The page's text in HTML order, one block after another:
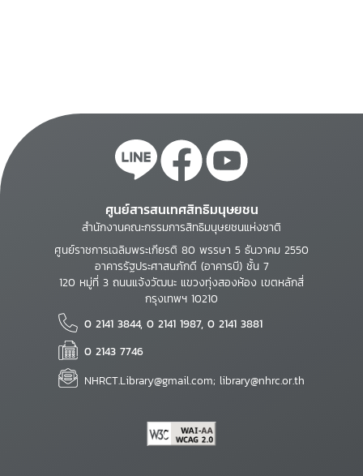
ศูนย์สารสนเทศสิทธิมนุษยชน
สำนักงานคณะกรรมการสิทธิมนุษยชนแห่งชาติ
ศูนย์ราชการเฉลิมพระเกียรติ 80 พรรษา 5 ธันวาคม 2550
อาคารรัฐประศาสนภักดี (อาคารบี) ชั้น 7
120 หมู่ที่ 3 ถนนแจ้งวัฒนะ แขวงทุ่งสองห้อง เขตหลักสี่
กรุงเทพฯ 10210
0 2141 3844, 0 2141 1987, 0 2141 3881
0 2143 7746
NHRCT.Library@gmail.com; library@nhrc.or.th